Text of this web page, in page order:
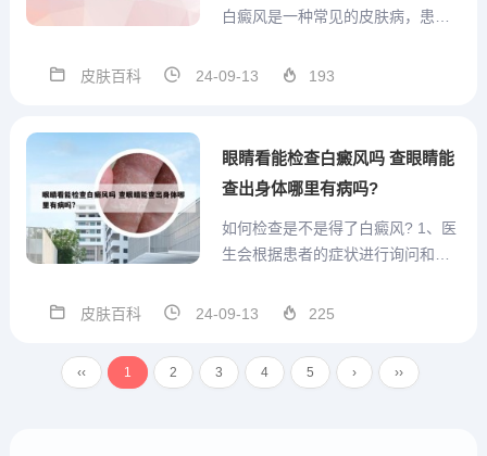
白癜风是一种常见的皮肤病，患者
以下是一些注意事项。患有白癜风
的损伤，增加色素缺乏的可能性。
皮肤百科 24-09-13 193
眼睛看能检查白癜风吗 查眼睛能
查出身体哪里有病吗?
如何检查是不是得了白癜风? 1、医
生会根据患者的症状进行询问和观
出现明显的白斑，可能会伴随着轻
问患者关于白斑出现的时间、部
位、大小以及是否有扩散的情况
皮肤百科 24-09-13 225
‹‹ 1 2 3 4 5 › ››